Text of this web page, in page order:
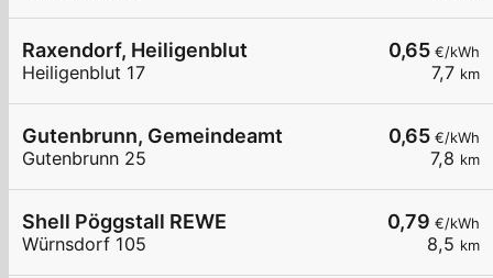
0,65 €/kWh
7,7 km
Raxendorf, Heiligenblut
Heiligenblut 17
0,65 €/kWh
7,8 km
Gutenbrunn, Gemeindeamt
Gutenbrunn 25
0,79 €/kWh
8,5 km
Shell Pöggstall REWE
Würnsdorf 105